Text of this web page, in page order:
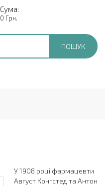
Сума:
0 Грн.
ПОШУК
У 1908 році фармацевти
Август Конгстед та Антон